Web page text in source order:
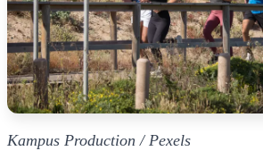
Kampus Production / Pexels